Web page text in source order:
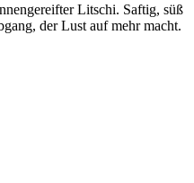
Litschi. Saftig, süß
der Lust auf mehr macht.